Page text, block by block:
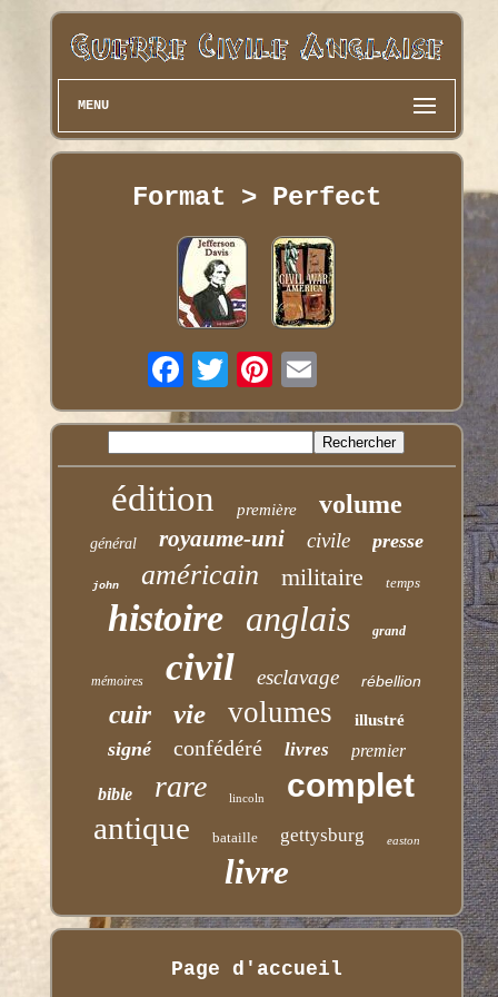
MENU
Format > Perfect
édition première volume
général royaume-uni civile presse
john américain militaire temps
histoire anglais grand
mémoires civil esclavage rébellion
cuir vie volumes illustré
signé confédéré livres premier
bible rare lincoln complet
antique bataille gettysburg easton
livre
Page d'accueil